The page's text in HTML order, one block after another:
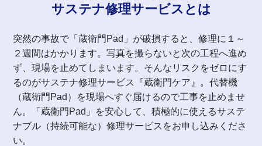
サステナ修理サービスとは
突然の事故で「蔵衛門Pad」が破損すると、修理に１～
２週間はかかります。写真を撮らないと次の工程へ進め
ず、現場を止めてしまいます。そんなリスクをゼロにす
るのがサステナ修理サービス『蔵衛門ケア』。代替機
（蔵衛門Pad）を現場へすぐ届けるので工事を止めませ
ん。「蔵衛門Pad」を安心して、積極的に使えるサステ
ナブル（持続可能な）修理サービスをお申し込みくださ
い。